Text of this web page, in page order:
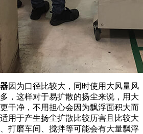
因为口径比较大，同时使用大风量风
，这样对于易扩散的扬尘来说，用大
干净，不用担心会因为飘浮面积大而
用于产生扬尘扩散比较历害且比较大
打磨车间、搅拌等可能会有大量飘浮